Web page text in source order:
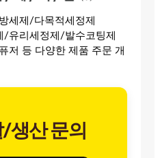
세제/다목적세정제
유리세정제/발수코팅제
저 등 다양한 제품 주문 개
생산 문의